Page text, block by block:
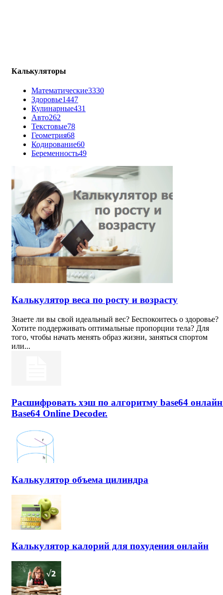
Калькуляторы
Математические3330
Здоровье1447
Кулинарные431
Авто262
Текстовые78
Геометрия68
Кодирование60
Беременность49
Калькулятор веса по росту и возрасту
Знаете ли вы свой идеальный вес? Беспокоитесь о здоровье?
Хотите поддерживать оптимальные пропорции тела? Для
того, чтобы начать менять образ жизни, заняться спортом
или...
Расшифровать хэш по алгоритму base64
Base64 Online Decoder.
Калькулятор объема цилиндра
Калькулятор калорий для похудения онлайн